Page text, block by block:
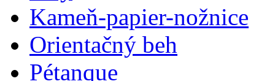
Kameň-papier-nožnice
Orientačný beh
Pétanque